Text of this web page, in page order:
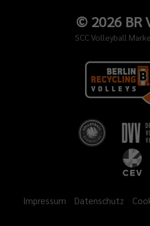
© 2026BR
SCC Volleyball
Impressum Datenschutz